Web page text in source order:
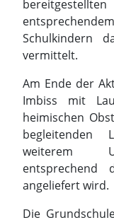
heimischen
begleitenden
weiterem
entsprechend
angeliefert wird.
Die
spontanen
Jahr 2027 zur
offiziell
Mascheroder
Platz nächstes
vereinbart.